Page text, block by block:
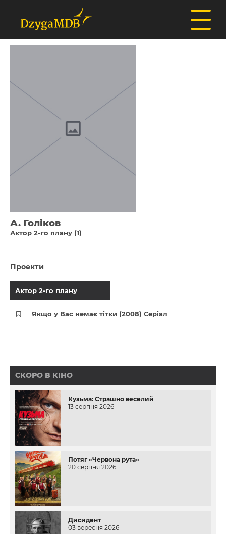
А. Голіков
Актор 2-го плану (1)
Проекти
Актор 2-го плану
Якщо у Вас немає тітки (2008) Серіал
СКОРО В КІНО
Кузьма: Страшно веселий
13 серпня 2026
Потяг «Червона рута»
20 серпня 2026
Дисидент
03 вересня 2026